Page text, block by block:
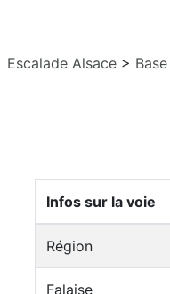
Escalade Alsace >
Infos sur la voie
Région
Falaise